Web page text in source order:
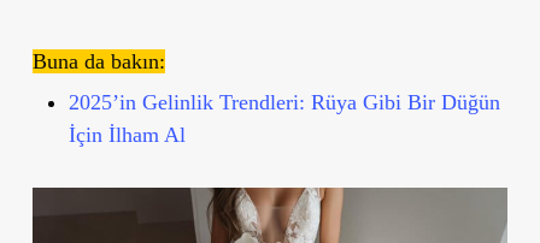
Buna da bakın:
2025’in Gelinlik Trendleri: Rüya Gibi Bir Düğün
İçin İlham Al